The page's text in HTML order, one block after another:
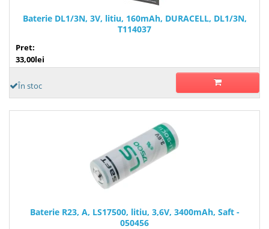
Baterie DL1/3N, 3V, litiu, 160mAh, DURACELL, DL1/3N,
T114037
Pret:
33,00lei
În stoc
Baterie R23, A, LS17500, litiu, 3,6V, 3400mAh, Saft -
050456